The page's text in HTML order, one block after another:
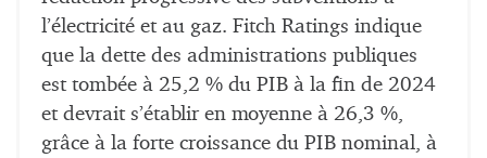
l’électricité et au gaz. Fitch Ratings indique
que la dette des administrations publiques
est tombée à 25,2 % du PIB à la fin de 2024
et devrait s’établir en moyenne à 26,3 %,
grâce à la forte croissance du PIB nominal, à